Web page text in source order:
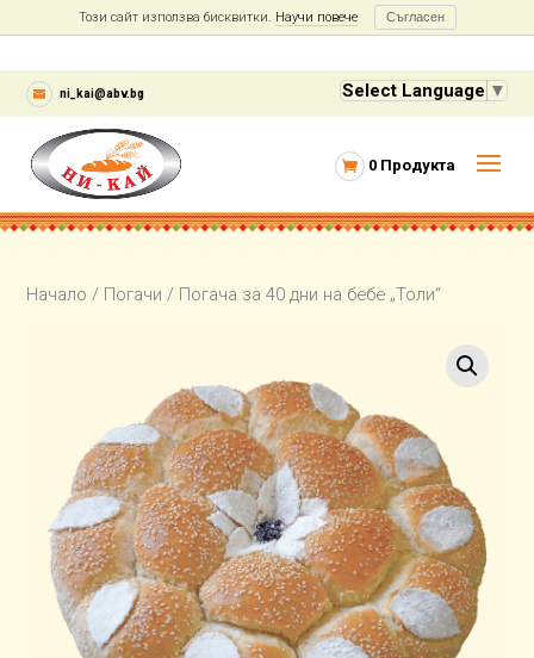
ni_kai@abv.bg Select Language ▼
0 Продукта
Начало / Погачи / Погача за 40 дни на бебе „Толи“
Този сайт използва бисквитки. Научи повече Съгласен